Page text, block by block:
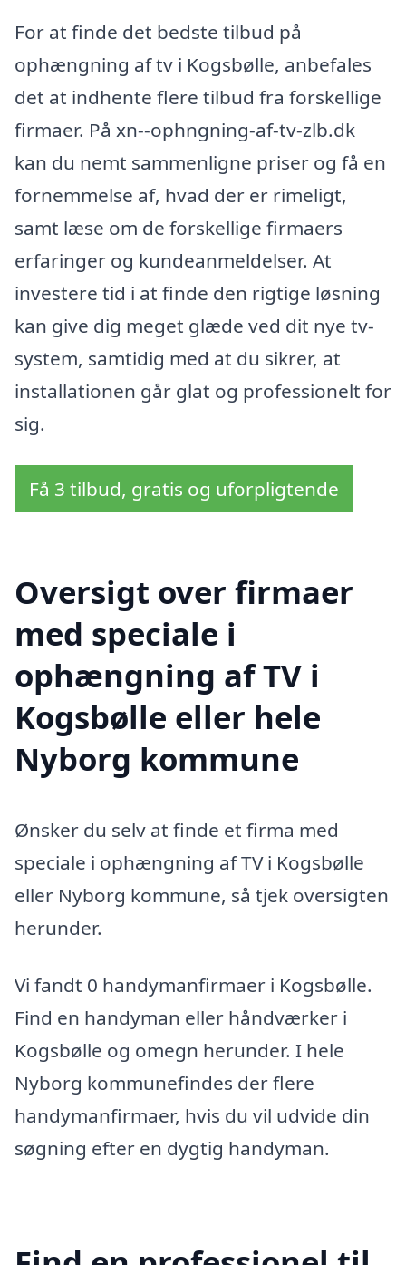
For at finde det bedste tilbud på
ophængning af tv i Kogsbølle, anbefales
det at indhente flere tilbud fra forskellige
firmaer. På xn--ophngning-af-tv-zlb.dk
kan du nemt sammenligne priser og få en
fornemmelse af, hvad der er rimeligt,
samt læse om de forskellige firmaers
erfaringer og kundeanmeldelser. At
investere tid i at finde den rigtige løsning
kan give dig meget glæde ved dit nye tv-
system, samtidig med at du sikrer, at
installationen går glat og professionelt for
sig.
Få 3 tilbud, gratis og uforpligtende
Oversigt over firmaer
med speciale i
ophængning af TV i
Kogsbølle eller hele
Nyborg kommune
Ønsker du selv at finde et firma med
speciale i ophængning af TV i Kogsbølle
eller Nyborg kommune, så tjek oversigten
herunder.
Vi fandt 0 handymanfirmaer i Kogsbølle.
Find en handyman eller håndværker i
Kogsbølle og omegn herunder. I hele
Nyborg kommunefindes der flere
handymanfirmaer, hvis du vil udvide din
søgning efter en dygtig handyman.